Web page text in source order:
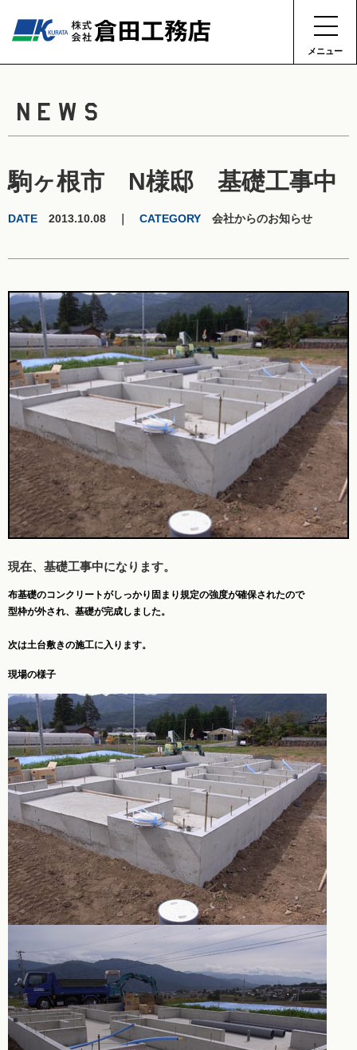
メニュー
NEWS
駒ヶ根市 N様邸 基礎工事中
DATE 2013.10.08 ｜ CATEGORY 会社からのお知らせ
現在、基礎工事中になります。
布基礎のコンクリートがしっかり固まり規定の強度が確保されたので
型枠が外され、基礎が完成しました。
次は土台敷きの施工に入ります。
現場の様子